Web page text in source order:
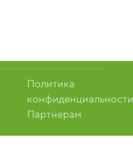
Политика
Партнерам